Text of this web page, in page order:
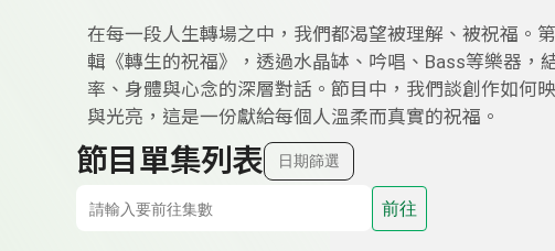
在每一段人生轉場之中，我們都渴望被理解、被祝福。
輯《轉生的祝福》，透過水晶缽、吟唱、Bass等樂器
率、身體與心念的深層對話。節目中，我們談創作如何
與光亮，這是一份獻給每個人溫柔而真實的祝福。
節目單集列表 日期篩選
前往